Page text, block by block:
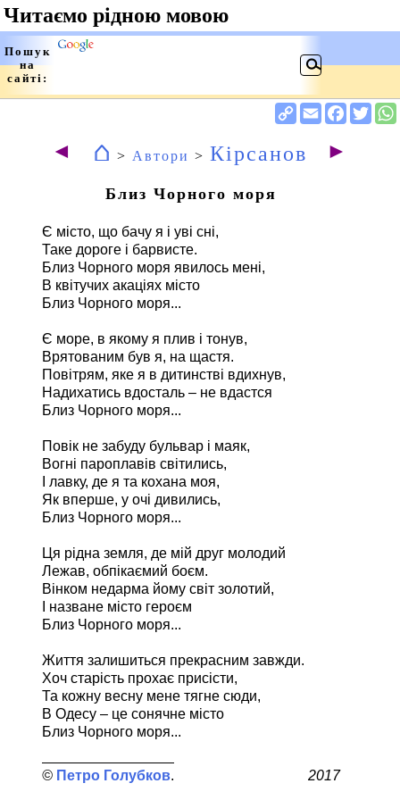
◄ ⌂ > Автори > Кірсанов ►
Близ Чорного моря
Є місто, що бачу я і уві сні,
Таке дороге і барвисте.
Близ Чорного моря явилось мені,
В квітучих акаціях місто
Близ Чорного моря...
Є море, в якому я плив і тонув,
Врятованим був я, на щастя.
Повітрям, яке я в дитинстві вдихнув,
Надихатись вдосталь – не вдастся
Близ Чорного моря...
Повік не забуду бульвар і маяк,
Вогні пароплавів світились,
І лавку, де я та кохана моя,
Як вперше, у очі дивились,
Близ Чорного моря...
Ця рідна земля, де мій друг молодий
Лежав, обпікаємий боєм.
Вінком недарма йому світ золотий,
І назване місто героєм
Близ Чорного моря...
Життя залишиться прекрасним завжди.
Хоч старість прохає присісти,
Та кожну весну мене тягне сюди,
В Одесу – це сонячне місто
Близ Чорного моря...
Петро Голубков 2017